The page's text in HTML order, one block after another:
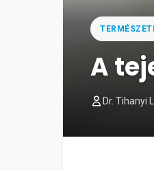
A
Dr. Tihanyi